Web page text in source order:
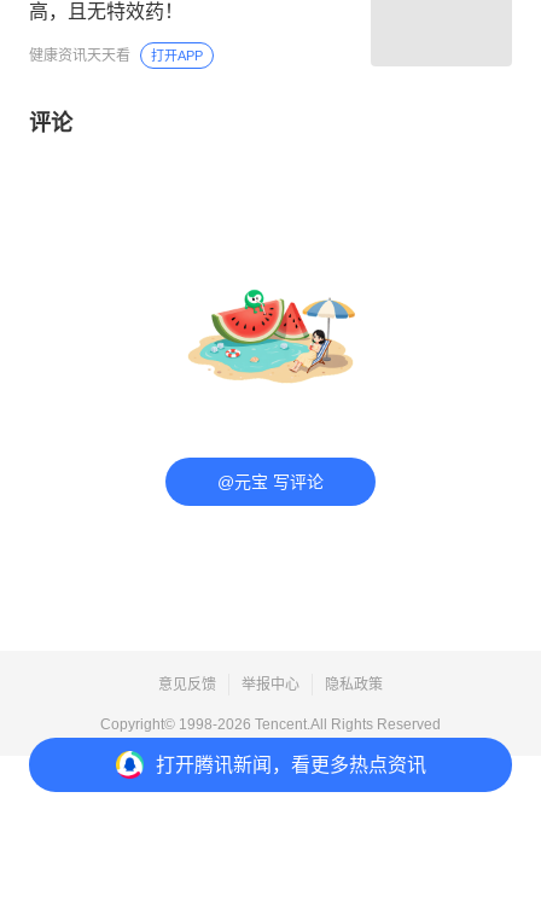
打开腾讯新闻，看更多热点资讯
高，且无特效药！
健康资讯天天看 打开APP
评论
@元宝 写评论
意见反馈 举报中心 隐私政策
Copyright© 1998-2026 Tencent.All Rights Reserved